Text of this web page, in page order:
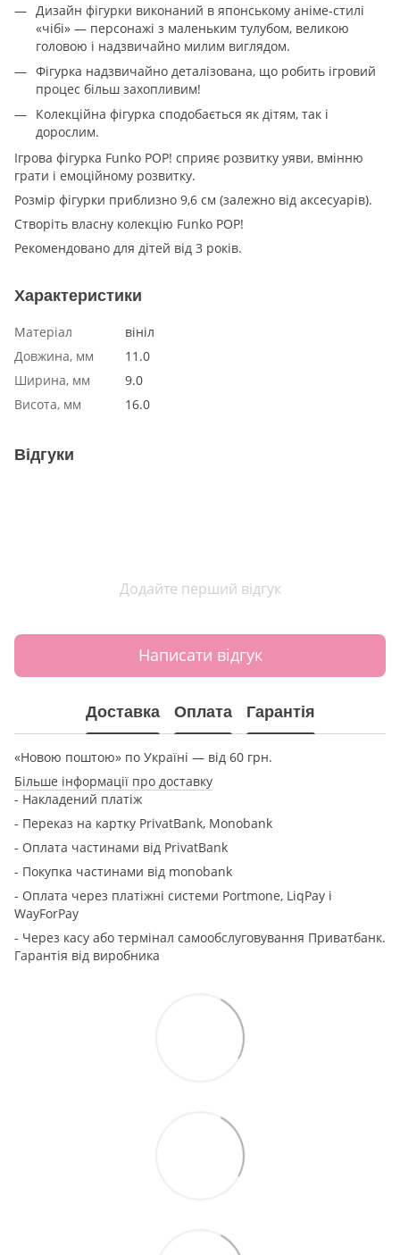
Дизайн фігурки виконаний в японському аніме-стилі
«чібі» — персонажі з маленьким тулубом, великою
головою і надзвичайно милим виглядом.
Фігурка надзвичайно деталізована, що робить ігровий
процес більш захопливим!
Колекційна фігурка сподобається як дітям, так і
дорослим.
Ігрова фігурка Funko POP! сприяє розвитку уяви, вмінню
грати і емоційному розвитку.
Розмір фігурки приблизно 9,6 см (залежно від аксесуарів).
Створіть власну колекцію Funko POP!
Рекомендовано для дітей від 3 років.
Характеристики
Матеріал
вініл
Довжина, мм
11.0
Ширина, мм
9.0
Висота, мм
16.0
Відгуки
Додайте перший відгук
Написати відгук
Доставка Оплата Гарантія
«Новою поштою» по Україні — від 60 грн.
Більше інформації про доставку
- Накладений платіж
- Переказ на картку PrivatBank, Monobank
- Оплата частинами від PrivatBank
- Покупка частинами від monobank
- Оплата через платіжні системи Portmone, LiqPay і
WayForPay
- Через касу або термінал самообслуговування Приватбанк.
Гарантія від виробника